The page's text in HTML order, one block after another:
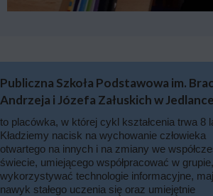
to placówka, w której cykl kształcenia trwa 8
Kładziemy nacisk na wychowanie człowieka
otwartego na innych i na zmiany we
świecie, umiejącego współpracować w grupie,
wykorzystywać technologie informacyjne,
nawyk stałego uczenia się oraz umiejętnie
Publiczna Szkoła Podstawowa im.
Andrzeja i Józefa Załuskich w Jedlance